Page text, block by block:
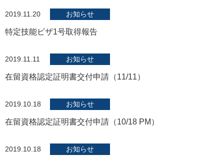
2019.11.20 お知らせ
特定技能ビザ1号取得報告
2019.11.11 お知らせ
在留資格認定証明書交付申請（11/11）
2019.10.18 お知らせ
在留資格認定証明書交付申請（10/18 PM）
2019.10.18 お知らせ